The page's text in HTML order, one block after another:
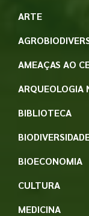
ARTE
AMEAÇAS AO
ARQUEOLOGIA
BIBLIOTECA
BIOECONOMIA
CULTURA
MEDICINA